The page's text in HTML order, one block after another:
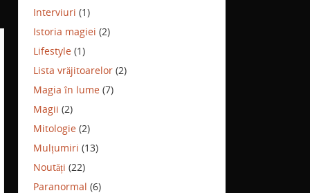
Interviuri (1)
Istoria magiei (2)
Lifestyle (1)
Lista vrăjitoarelor (2)
Magia în lume (7)
Magii (2)
Mitologie (2)
Mulțumiri (13)
Noutăți (22)
Paranormal (6)